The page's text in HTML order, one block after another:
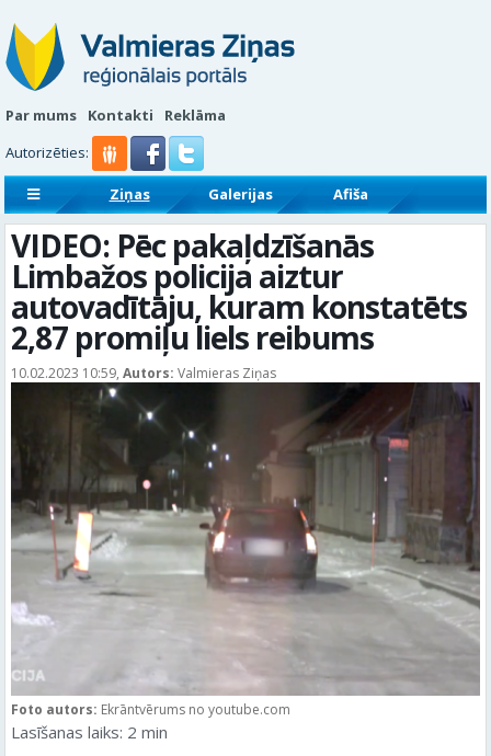
Par mums Kontakti
Reklāma
Autorizēties:
Ziņas Galerijas
Afiša
Sludinājumi
Reklāmraksti
VIDEO: Pēc pakaļdzīšanās
Limbažos policija aiztur
autovadītāju, kuram konstatēts
2,87 promiļu liels reibums
10.02.2023 10:59, Autors: Valmieras Ziņas
Foto autors: Ekrāntvērums no youtube.com
Lasīšanas laiks: 2 min